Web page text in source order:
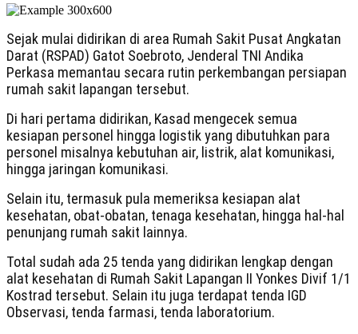
Sejak mulai didirikan di area Rumah Sakit Pusat Angkatan
Darat (RSPAD) Gatot Soebroto, Jenderal TNI Andika
Perkasa memantau secara rutin perkembangan persiapan
rumah sakit lapangan tersebut.
Di hari pertama didirikan, Kasad mengecek semua
kesiapan personel hingga logistik yang dibutuhkan para
personel misalnya kebutuhan air, listrik, alat komunikasi,
hingga jaringan komunikasi.
Selain itu, termasuk pula memeriksa kesiapan alat
kesehatan, obat-obatan, tenaga kesehatan, hingga hal-hal
penunjang rumah sakit lainnya.
Total sudah ada 25 tenda yang didirikan lengkap dengan
alat kesehatan di Rumah Sakit Lapangan II Yonkes Divif 1/1
Kostrad tersebut. Selain itu juga terdapat tenda IGD
Observasi, tenda farmasi, tenda laboratorium.